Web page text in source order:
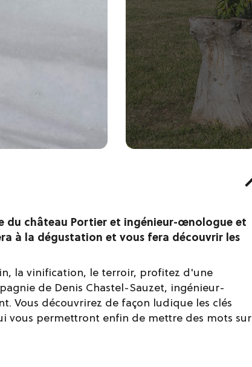
du château Portier et ingénieur-œnologue et
à la dégustation et vous fera découvrir les
la vinification, le terroir, profitez d'une
de Denis Chastel-Sauzet, ingénieur-
Vous découvrirez de façon ludique les clés
vous permettront enfin de mettre des mots sur